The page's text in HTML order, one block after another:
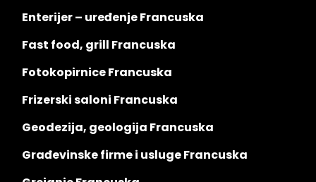
Enterijer – uređenje Francuska
Fast food, grill Francuska
Fotokopirnice Francuska
Frizerski saloni Francuska
Geodezija, geologija Francuska
Građevinske firme i usluge Francuska